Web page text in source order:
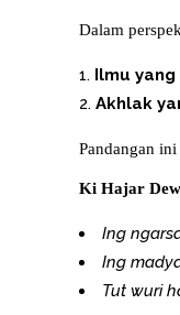
Dalam
Ilmu
Akhlak
Pandangan
Ki Hajar
Ing
Ing
Tut wuri